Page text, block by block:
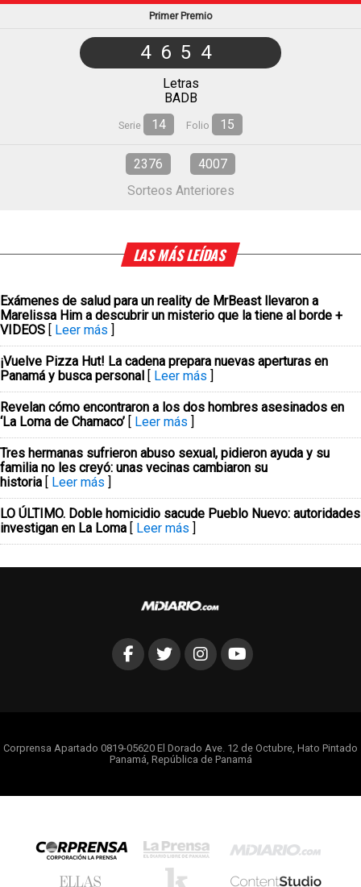
Primer Premio
4654
Letras
BADB
Serie 14 Folio 15
2376
4007
Sorteos Anteriores
LAS MÁS LEÍDAS
Exámenes de salud para un reality de MrBeast llevaron a
Marelissa Him a descubrir un misterio que la tiene al borde +
VIDEOS [ Leer más ]
¡Vuelve Pizza Hut! La cadena prepara nuevas aperturas en
Panamá y busca personal [ Leer más ]
Revelan cómo encontraron a los dos hombres asesinados en
‘La Loma de Chamaco’ [ Leer más ]
Tres hermanas sufrieron abuso sexual, pidieron ayuda y su
familia no les creyó: unas vecinas cambiaron su
historia [ Leer más ]
LO ÚLTIMO. Doble homicidio sacude Pueblo Nuevo: autoridades
investigan en La Loma [ Leer más ]
Corprensa Apartado 0819-05620 El Dorado Ave. 12 de Octubre, Hato Pintado
Panamá, República de Panamá